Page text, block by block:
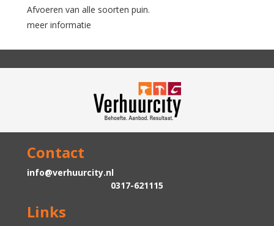
Afvoeren van alle soorten puin.
meer informatie
Contact
info@verhuurcity.nl
0317-621115
Links